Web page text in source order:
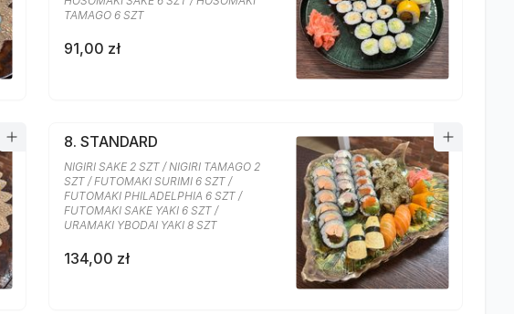
TAMAGO 6 SZT
91,00 zł
8. STANDARD
NIGIRI SAKE 2 SZT / NIGIRI TAMAGO 2
SZT / FUTOMAKI SURIMI 6 SZT /
FUTOMAKI PHILADELPHIA 6 SZT /
FUTOMAKI SAKE YAKI 6 SZT /
URAMAKI YBODAI YAKI 8 SZT
134,00 zł